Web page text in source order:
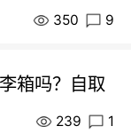
350 9
箱吗？自取
239 1